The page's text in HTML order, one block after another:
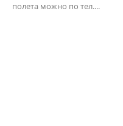
полета можно по тел....